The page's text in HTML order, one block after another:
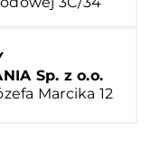
Sp. z o.o.
Marcika 12